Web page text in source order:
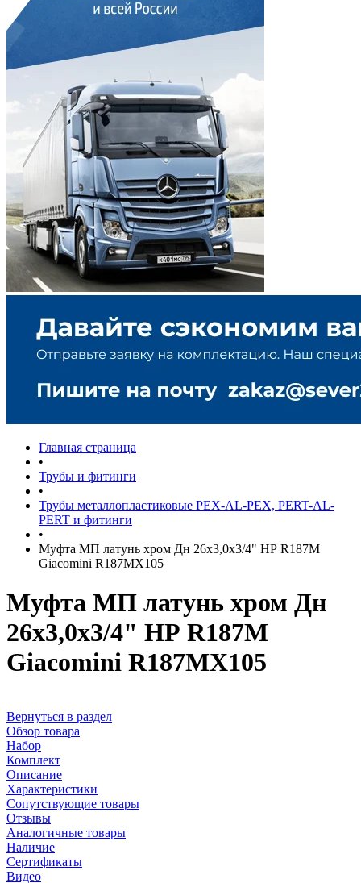
Главная страница
•
Трубы и фитинги
•
Трубы металлопластиковые PEX-AL-PEX, PERT-AL-
PERT и фитинги
•
Муфта МП латунь хром Дн 26х3,0х3/4" НР R187M
Giacomini R187MX105
Муфта МП латунь хром Дн
26х3,0х3/4" НР R187M
Giacomini R187MX105
Вернуться в раздел
Обзор товара
Набор
Комплект
Описание
Характеристики
Сопутствующие товары
Отзывы
Аналогичные товары
Наличие
Сертификаты
Видео